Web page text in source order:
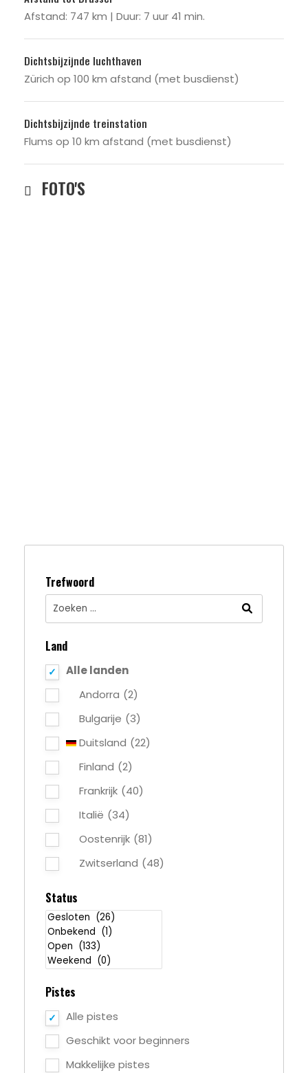
Afstand: 747 km | Duur: 7 uur 41 min.
Dichtsbijzijnde luchthaven
Zürich op 100 km afstand (met busdienst)
Dichtsbijzijnde treinstation
Flums op 10 km afstand (met busdienst)
FOTO'S
Trefwoord
Land
Alle landen
Andorra (2)
Bulgarije (3)
Duitsland (22)
Finland (2)
Frankrijk (40)
Italië (34)
Oostenrijk (81)
Zwitserland (48)
Status
Pistes
Alle pistes
Geschikt voor beginners
Makkelijke pistes